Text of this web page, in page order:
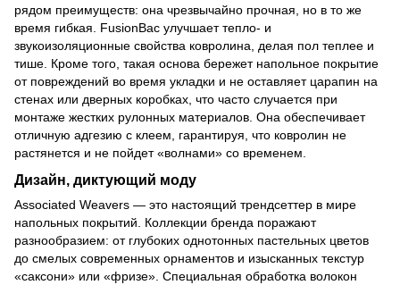
рядом преимуществ: она чрезвычайно прочная, но в то же
время гибкая. FusionBac улучшает тепло- и
звукоизоляционные свойства ковролина, делая пол теплее и
тише. Кроме того, такая основа бережет напольное покрытие
от повреждений во время укладки и не оставляет царапин на
стенах или дверных коробках, что часто случается при
монтаже жестких рулонных материалов. Она обеспечивает
отличную адгезию с клеем, гарантируя, что ковролин не
растянется и не пойдет «волнами» со временем.
Дизайн, диктующий моду
Associated Weavers — это настоящий трендсеттер в мире
напольных покрытий. Коллекции бренда поражают
разнообразием: от глубоких однотонных пастельных цветов
до смелых современных орнаментов и изысканных текстур
«саксони» или «фризе». Специальная обработка волокон